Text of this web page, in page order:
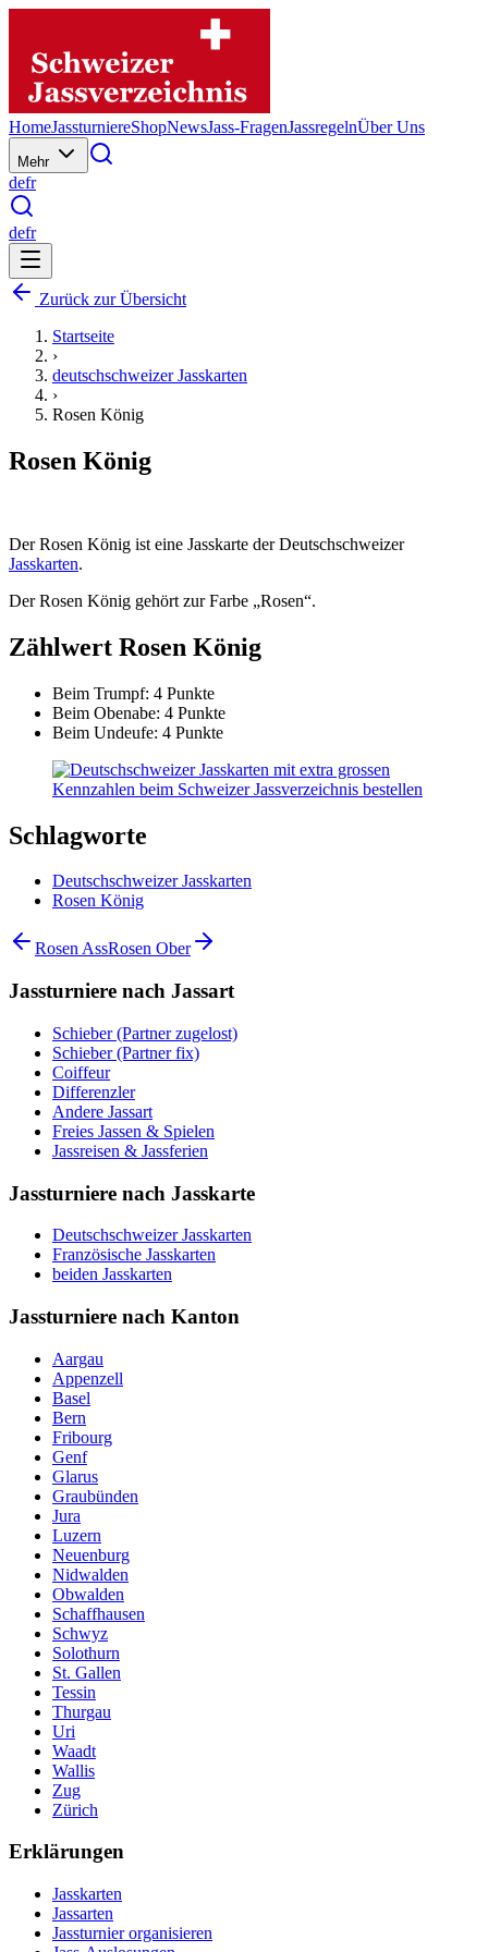
HomeJassturniereShopNewsJass-FragenJassregelnÜber Uns
Mehr
defr
defr
Zurück zur Übersicht
Startseite
›
deutschschweizer Jasskarten
›
Rosen König
Rosen König
Der Rosen König ist eine Jasskarte der Deutschschweizer
Jasskarten.
Der Rosen König gehört zur Farbe „Rosen“.
Zählwert Rosen König
Beim Trumpf: 4 Punkte
Beim Obenabe: 4 Punkte
Beim Undeufe: 4 Punkte
Schlagworte
Deutschschweizer Jasskarten
Rosen König
Rosen AssRosen Ober
Jassturniere nach Jassart
Schieber (Partner zugelost)
Schieber (Partner fix)
Coiffeur
Differenzler
Andere Jassart
Freies Jassen & Spielen
Jassreisen & Jassferien
Jassturniere nach Jasskarte
Deutschschweizer Jasskarten
Französische Jasskarten
beiden Jasskarten
Jassturniere nach Kanton
Aargau
Appenzell
Basel
Bern
Fribourg
Genf
Glarus
Graubünden
Jura
Luzern
Neuenburg
Nidwalden
Obwalden
Schaffhausen
Schwyz
Solothurn
St. Gallen
Tessin
Thurgau
Uri
Waadt
Wallis
Zug
Zürich
Erklärungen
Jasskarten
Jassarten
Jassturnier organisieren